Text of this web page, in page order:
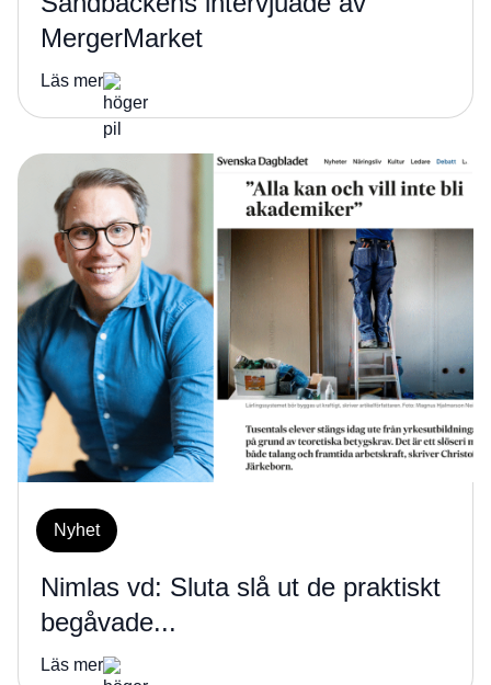
MergerMarket
Läs mer
Nyhet
Nimlas vd: Sluta slå ut de praktiskt
begåvade...
Läs mer